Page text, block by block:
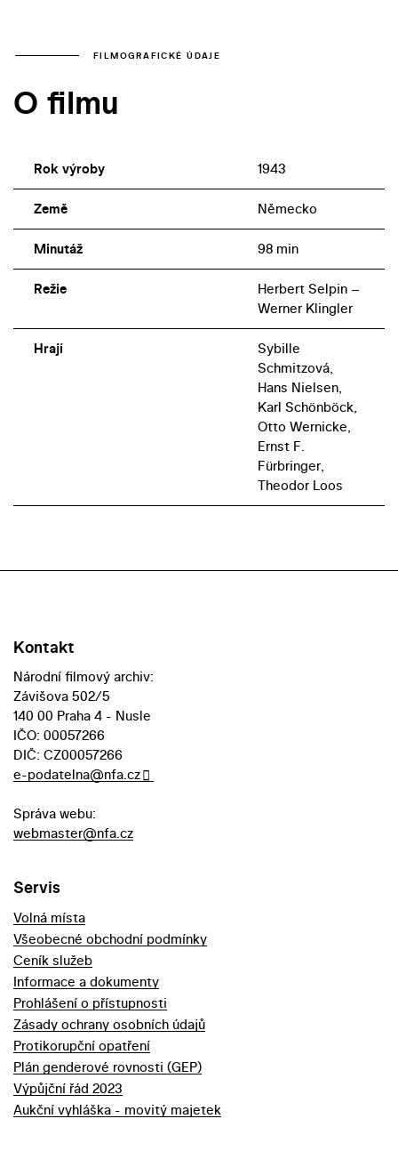
doléhat čím dál tíživěji, vhodný. Snímek je proto uvolněn
FILMOGRAFICKÉ ÚDAJE
O filmu
Rok výroby 1943
Země Německo
Minutáž 98 min
Režie
Herbert Selpin –
Werner Klingler
Hrají
Sybille
Schmitzová,
Hans Nielsen,
Karl Schönböck,
Otto Wernicke,
Ernst F.
Fürbringer,
Theodor Loos
Kontakt
Národní filmový archiv:
Závišova 502/5
140 00 Praha 4 - Nusle
IČO: 00057266
DIČ: CZ00057266
e-podatelna@nfa.cz
Správa webu:
webmaster@nfa.cz
Servis
Volná místa
Všeobecné obchodní podmínky
Ceník služeb
Informace a dokumenty
Prohlášení o přístupnosti
Zásady ochrany osobních údajů
Protikorupční opatření
Plán genderové rovnosti (GEP)
Výpůjční řád 2023
Aukční vyhláška - movitý majetek